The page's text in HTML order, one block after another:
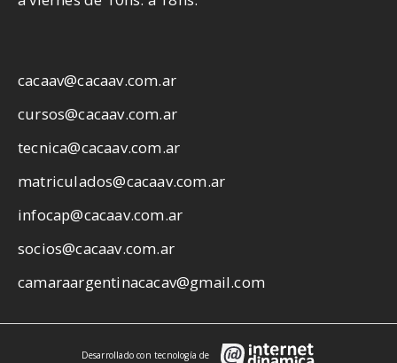
cacaav@cacaav.com.ar
cursos@cacaav.com.ar
tecnica@cacaav.com.ar
matriculados@cacaav.com.ar
infocap@cacaav.com.ar
socios@cacaav.com.ar
camaraargentinacacav@gmail.com